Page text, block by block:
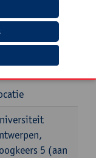
87 23,
5 (aan